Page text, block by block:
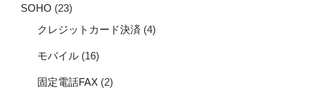
SOHO (23)
クレジットカード決済 (4)
モバイル (16)
固定電話FAX (2)